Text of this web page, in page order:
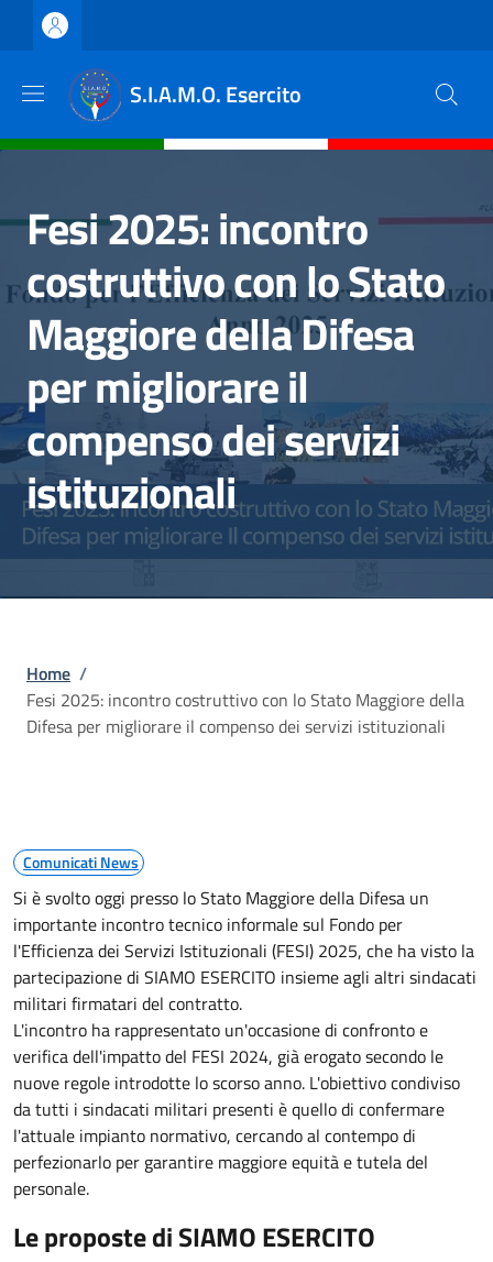
Salta al contenuto principale
Skip to footer content
S.I.A.M.O. Esercito
Fesi 2025: incontro
costruttivo con lo Stato
Maggiore della Difesa
per migliorare il
compenso dei servizi
istituzionali
Briciole di pane
Home /
Fesi 2025: incontro costruttivo con lo Stato Maggiore della
Difesa per migliorare il compenso dei servizi istituzionali
Comunicati News
Si è svolto oggi presso lo Stato Maggiore della Difesa un
importante incontro tecnico informale sul Fondo per
l'Efficienza dei Servizi Istituzionali (FESI) 2025, che ha visto la
partecipazione di SIAMO ESERCITO insieme agli altri sindacati
militari firmatari del contratto.
L'incontro ha rappresentato un'occasione di confronto e
verifica dell'impatto del FESI 2024, già erogato secondo le
nuove regole introdotte lo scorso anno. L'obiettivo condiviso
da tutti i sindacati militari presenti è quello di confermare
l'attuale impianto normativo, cercando al contempo di
perfezionarlo per garantire maggiore equità e tutela del
personale.
Le proposte di SIAMO ESERCITO